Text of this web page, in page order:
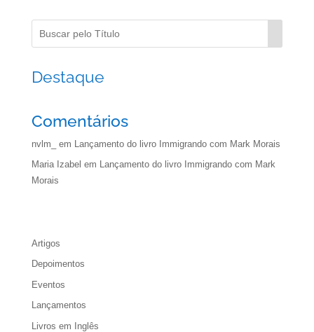
Destaque
Comentários
nvlm_ em Lançamento do livro Immigrando com Mark Morais
Maria Izabel em Lançamento do livro Immigrando com Mark
Morais
Artigos
Depoimentos
Eventos
Lançamentos
Livros em Inglês